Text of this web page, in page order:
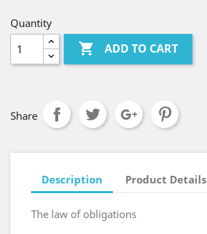
Quantity
 ADD TO CART
Share
Description Product Details
The law of obligations